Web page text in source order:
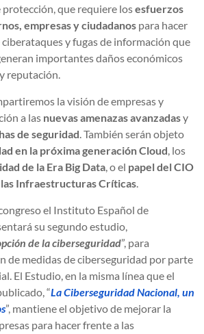
que requiere losesfuerzos
empresas y ciudadanos para hacer
y fugas de información que
importantes daños económicos
reputación.
la visión de empresas y
a las nuevas amenazas avanzadasy
de seguridad. También serán objeto
en la próxima generación Cloud, los
de la Era Big Data, o el papel del CIO
Infraestructuras Críticas.
el Instituto Español de
su segundo estudio,
de la ciberseguridad”, para
de medidas de ciberseguridad por parte
El Estudio, en la misma línea que el
“La Ciberseguridad Nacional, un
”, mantiene el objetivo de mejorar la
para hacer frente a las